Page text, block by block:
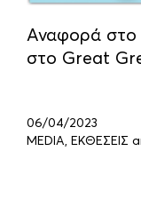
Αναφορά στο
στο Great
06/04/2023
MEDIA, ΕΚΘΕΣΕΙΣ